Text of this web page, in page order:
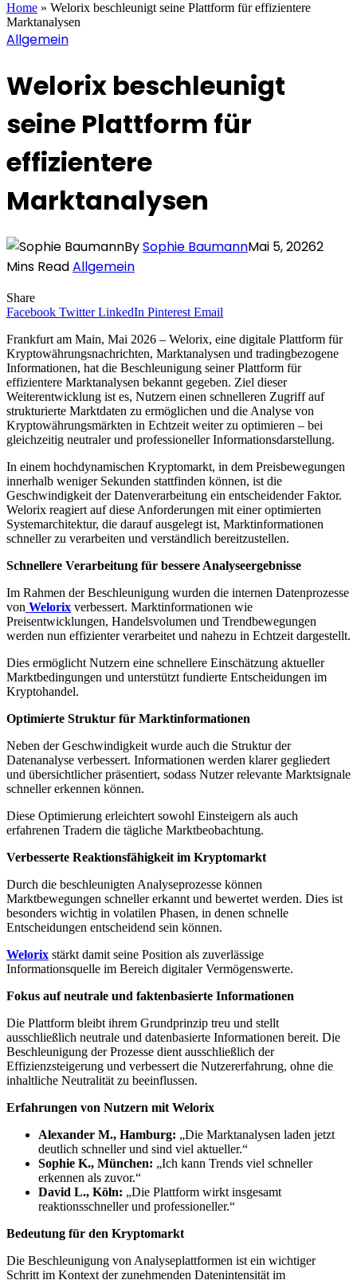
Home » Welorix beschleunigt seine Plattform für effizientere
Marktanalysen
Allgemein
Welorix beschleunigt
seine Plattform für
effizientere
Marktanalysen
BySophie BaumannMai 5, 20262
Mins ReadAllgemein
Share
Facebook Twitter LinkedIn Pinterest Email
Frankfurt am Main, Mai 2026 – Welorix, eine digitale Plattform für
Kryptowährungsnachrichten, Marktanalysen und tradingbezogene
Informationen, hat die Beschleunigung seiner Plattform für
effizientere Marktanalysen bekannt gegeben. Ziel dieser
Weiterentwicklung ist es, Nutzern einen schnelleren Zugriff auf
strukturierte Marktdaten zu ermöglichen und die Analyse von
Kryptowährungsmärkten in Echtzeit weiter zu optimieren – bei
gleichzeitig neutraler und professioneller Informationsdarstellung.
In einem hochdynamischen Kryptomarkt, in dem Preisbewegungen
innerhalb weniger Sekunden stattfinden können, ist die
Geschwindigkeit der Datenverarbeitung ein entscheidender Faktor.
Welorix reagiert auf diese Anforderungen mit einer optimierten
Systemarchitektur, die darauf ausgelegt ist, Marktinformationen
schneller zu verarbeiten und verständlich bereitzustellen.
Schnellere Verarbeitung für bessere Analyseergebnisse
Im Rahmen der Beschleunigung wurden die internen Datenprozesse
von Welorix verbessert. Marktinformationen wie
Preisentwicklungen, Handelsvolumen und Trendbewegungen
werden nun effizienter verarbeitet und nahezu in Echtzeit dargestellt.
Dies ermöglicht Nutzern eine schnellere Einschätzung aktueller
Marktbedingungen und unterstützt fundierte Entscheidungen im
Kryptohandel.
Optimierte Struktur für Marktinformationen
Neben der Geschwindigkeit wurde auch die Struktur der
Datenanalyse verbessert. Informationen werden klarer gegliedert
und übersichtlicher präsentiert, sodass Nutzer relevante Marktsignale
schneller erkennen können.
Diese Optimierung erleichtert sowohl Einsteigern als auch
erfahrenen Tradern die tägliche Marktbeobachtung.
Verbesserte Reaktionsfähigkeit im Kryptomarkt
Durch die beschleunigten Analyseprozesse können
Marktbewegungen schneller erkannt und bewertet werden. Dies ist
besonders wichtig in volatilen Phasen, in denen schnelle
Entscheidungen entscheidend sein können.
Welorix stärkt damit seine Position als zuverlässige
Informationsquelle im Bereich digitaler Vermögenswerte.
Fokus auf neutrale und faktenbasierte Informationen
Die Plattform bleibt ihrem Grundprinzip treu und stellt
ausschließlich neutrale und datenbasierte Informationen bereit. Die
Beschleunigung der Prozesse dient ausschließlich der
Effizienzsteigerung und verbessert die Nutzererfahrung, ohne die
inhaltliche Neutralität zu beeinflussen.
Erfahrungen von Nutzern mit Welorix
Alexander M., Hamburg: „Die Marktanalysen laden jetzt
deutlich schneller und sind viel aktueller.“
Sophie K., München: „Ich kann Trends viel schneller
erkennen als zuvor.“
David L., Köln: „Die Plattform wirkt insgesamt
reaktionsschneller und professioneller.“
Bedeutung für den Kryptomarkt
Die Beschleunigung von Analyseplattformen ist ein wichtiger
Schritt im Kontext der zunehmenden Datenintensität im